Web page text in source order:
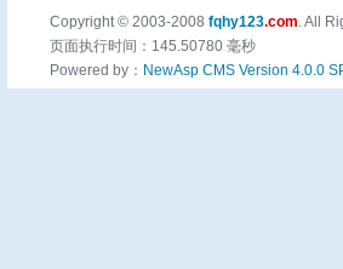
Copyright © 2003-2008 fqhy123.com. All
页面执行时间：145.50780 毫秒
Powered by： NewAsp CMS Version 4.0.0